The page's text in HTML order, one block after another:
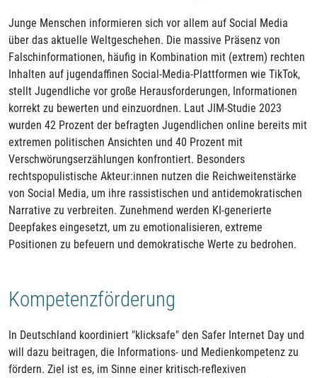
Junge Menschen informieren sich vor allem auf Social Media
über das aktuelle Weltgeschehen. Die massive Präsenz von
Falschinformationen, häufig in Kombination mit (extrem) rechten
Inhalten auf jugendaffinen Social-Media-Plattformen wie TikTok,
stellt Jugendliche vor große Herausforderungen, Informationen
korrekt zu bewerten und einzuordnen. Laut JIM-Studie 2023
wurden 42 Prozent der befragten Jugendlichen online bereits mit
extremen politischen Ansichten und 40 Prozent mit
Verschwörungserzählungen konfrontiert. Besonders
rechtspopulistische Akteur:innen nutzen die Reichweitenstärke
von Social Media, um ihre rassistischen und antidemokratischen
Narrative zu verbreiten. Zunehmend werden KI-generierte
Deepfakes eingesetzt, um zu emotionalisieren, extreme
Positionen zu befeuern und demokratische Werte zu bedrohen.
Kompetenzförderung
In Deutschland koordiniert "klicksafe" den Safer Internet Day und
will dazu beitragen, die Informations- und Medienkompetenz zu
fördern. Ziel ist es, im Sinne einer kritisch-reflexiven